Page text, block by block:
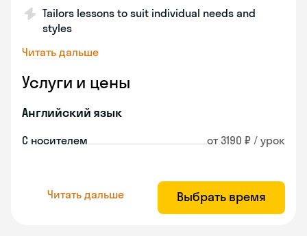
Tailors lessons to suit individual needs and
styles
Читать дальше
Услуги и цены
Английский язык
С носителем от 3190 ₽ / урок
Читать дальше Выбрать время